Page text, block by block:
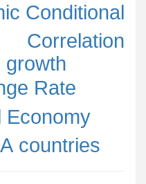
Conditional
Correlation
growth
Rate
Economy
countries